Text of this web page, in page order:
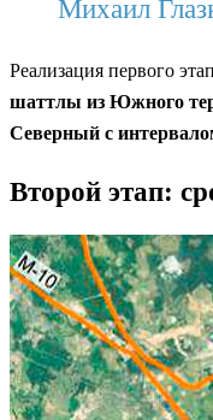
Михаил
Реализация первого
шаттлы из Южного
Северный с
Второй этап: